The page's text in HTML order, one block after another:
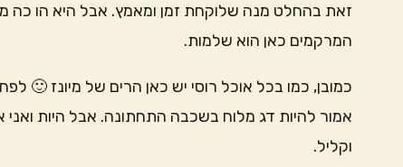
זאת בהחלט מנה שלוקחת זמן ומאמץ. אבל היא הו כה
המרקמים כאן הוא שלמות.
כמובן, כמו בכל אוכל רוסי יש כאן הרים של מיונז 🙂
אמור להיות דג מלוח בשכבה התחתונה. אבל היות
וקליל.